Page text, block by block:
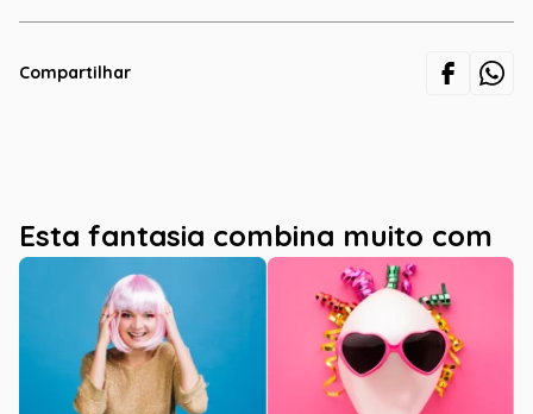
Compartilhar
Esta fantasia combina muito com